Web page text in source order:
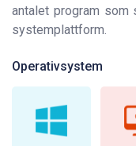
antalet program som
systemplattform.
Operativsystem